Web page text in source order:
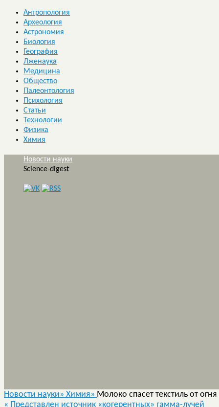
Антропология
Археология
Астрономия
Биология
География
Лженаука
Медицина
Общество
Палеонтология
Психология
Статьи
Технологии
Физика
Химия
Новости науки
Science-digest
Новости науки» Химия» Молоко спасет текстиль от огня
« Представлен источник «когерентных» гамма-лучей